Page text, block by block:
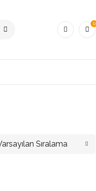
0
Sıralama